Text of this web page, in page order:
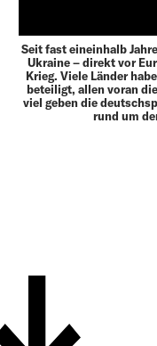
Seit fast eineinhalb
Ukraine – direkt vor
Krieg. Viele Länder
beteiligt, allen voran
viel geben die
rund um